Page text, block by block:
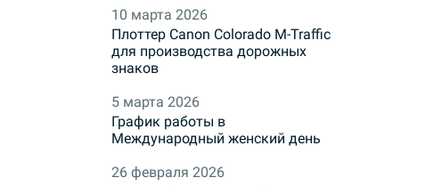
10 марта 2026
Плоттер Canon Colorado M-Traffic
для производства дорожных
знаков
5 марта 2026
График работы в
Международный женский день
26 февраля 2026